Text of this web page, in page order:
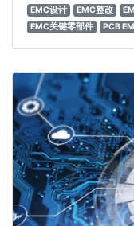
EMC设计 EMC整改
EMC关键零部件
PCB